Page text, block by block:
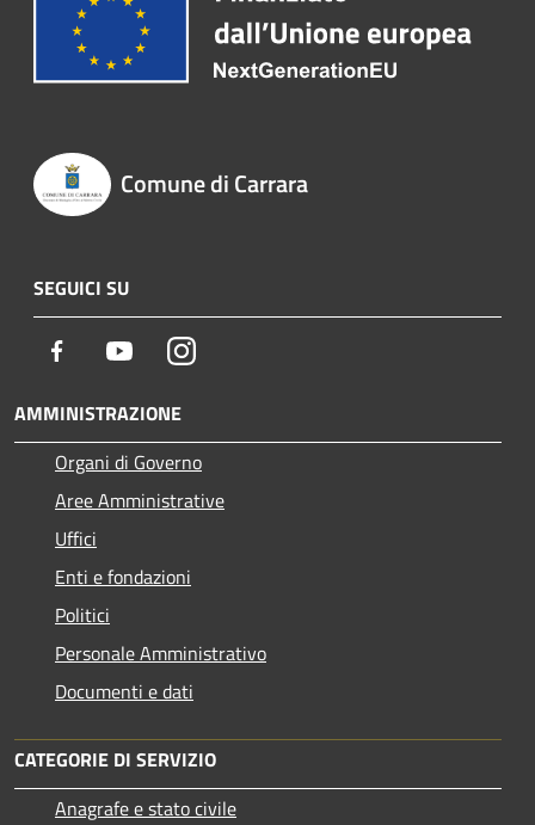
Comune di Carrara
SEGUICI SU
Facebook YoutubeInstagram
AMMINISTRAZIONE
Organi di Governo
Aree Amministrative
Uffici
Enti e fondazioni
Politici
Personale Amministrativo
Documenti e dati
CATEGORIE DI SERVIZIO
Anagrafe e stato civile